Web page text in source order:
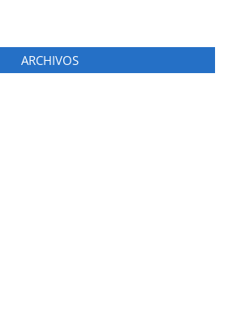
ARCHIVOS